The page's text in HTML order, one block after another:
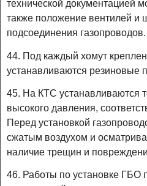
технической документацией
также положение вентилей и
подсоединения газопроводов.
44. Под каждый хомут
устанавливаются резиновые
45. На КТС устанавливаются
высокого давления,
Перед установкой
сжатым воздухом и
наличие трещин и
46. Работы по установке ГБО